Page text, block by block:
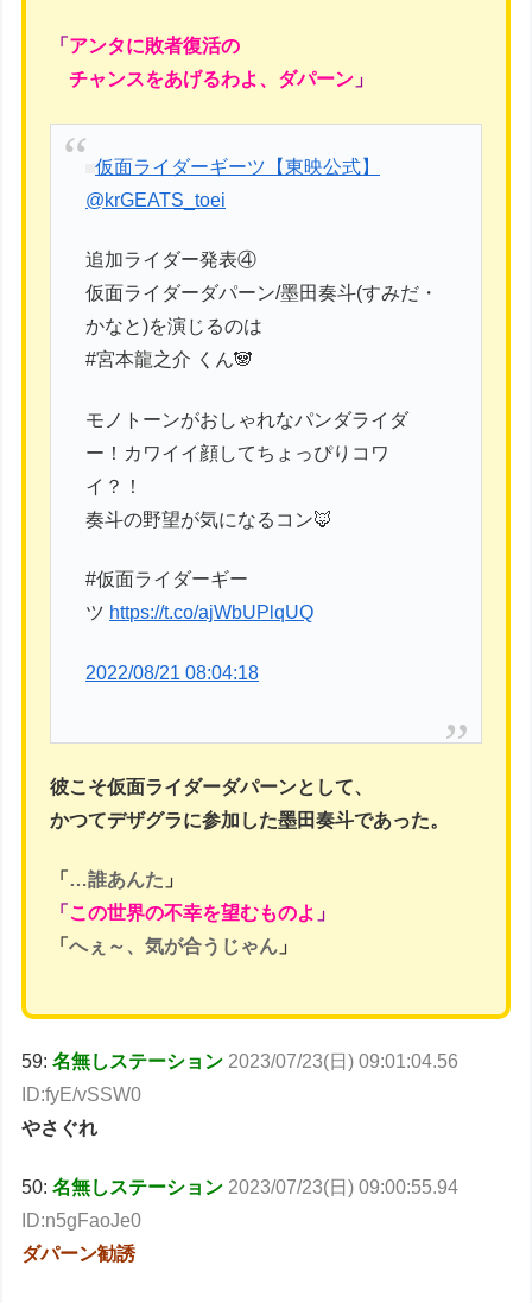
「 アンタに敗者復活の
チャンスをあげるわよ、ダパーン 」
仮面ライダーギーツ【東映公式】
@krGEATS_toei
追加ライダー発表④
仮面ライダーダパーン/墨田奏斗(すみだ・
かなと)を演じるのは
#宮本龍之介 くん🐼
モノトーンがおしゃれなパンダライダ
ー！カワイイ顔してちょっぴりコワ
イ？！
奏斗の野望が気になるコン🦊
#仮面ライダーギー
ツ https://t.co/ajWbUPlqUQ
2022/08/21 08:04:18
彼こそ仮面ライダーダパーンとして、
かつてデザグラに参加した墨田奏斗であった。
「 …誰あんた 」
「 この世界の不幸を望むものよ 」
「へぇ～、気が合うじゃん 」
59:名無しステーション 2023/07/23(日) 09:01:04.56
ID:fyE/vSSW0
やさぐれ
50:名無しステーション 2023/07/23(日) 09:00:55.94
ID:n5gFaoJe0
ダパーン勧誘